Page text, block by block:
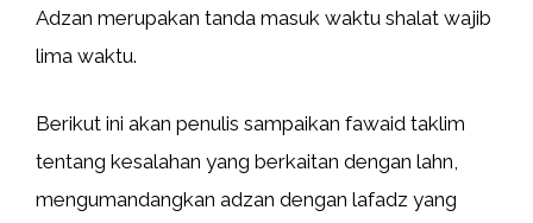
Adzan merupakan tanda masuk waktu shalat wajib
lima waktu.
Berikut ini akan penulis sampaikan fawaid taklim
tentang kesalahan yang berkaitan dengan lahn,
mengumandangkan adzan dengan lafadz yang